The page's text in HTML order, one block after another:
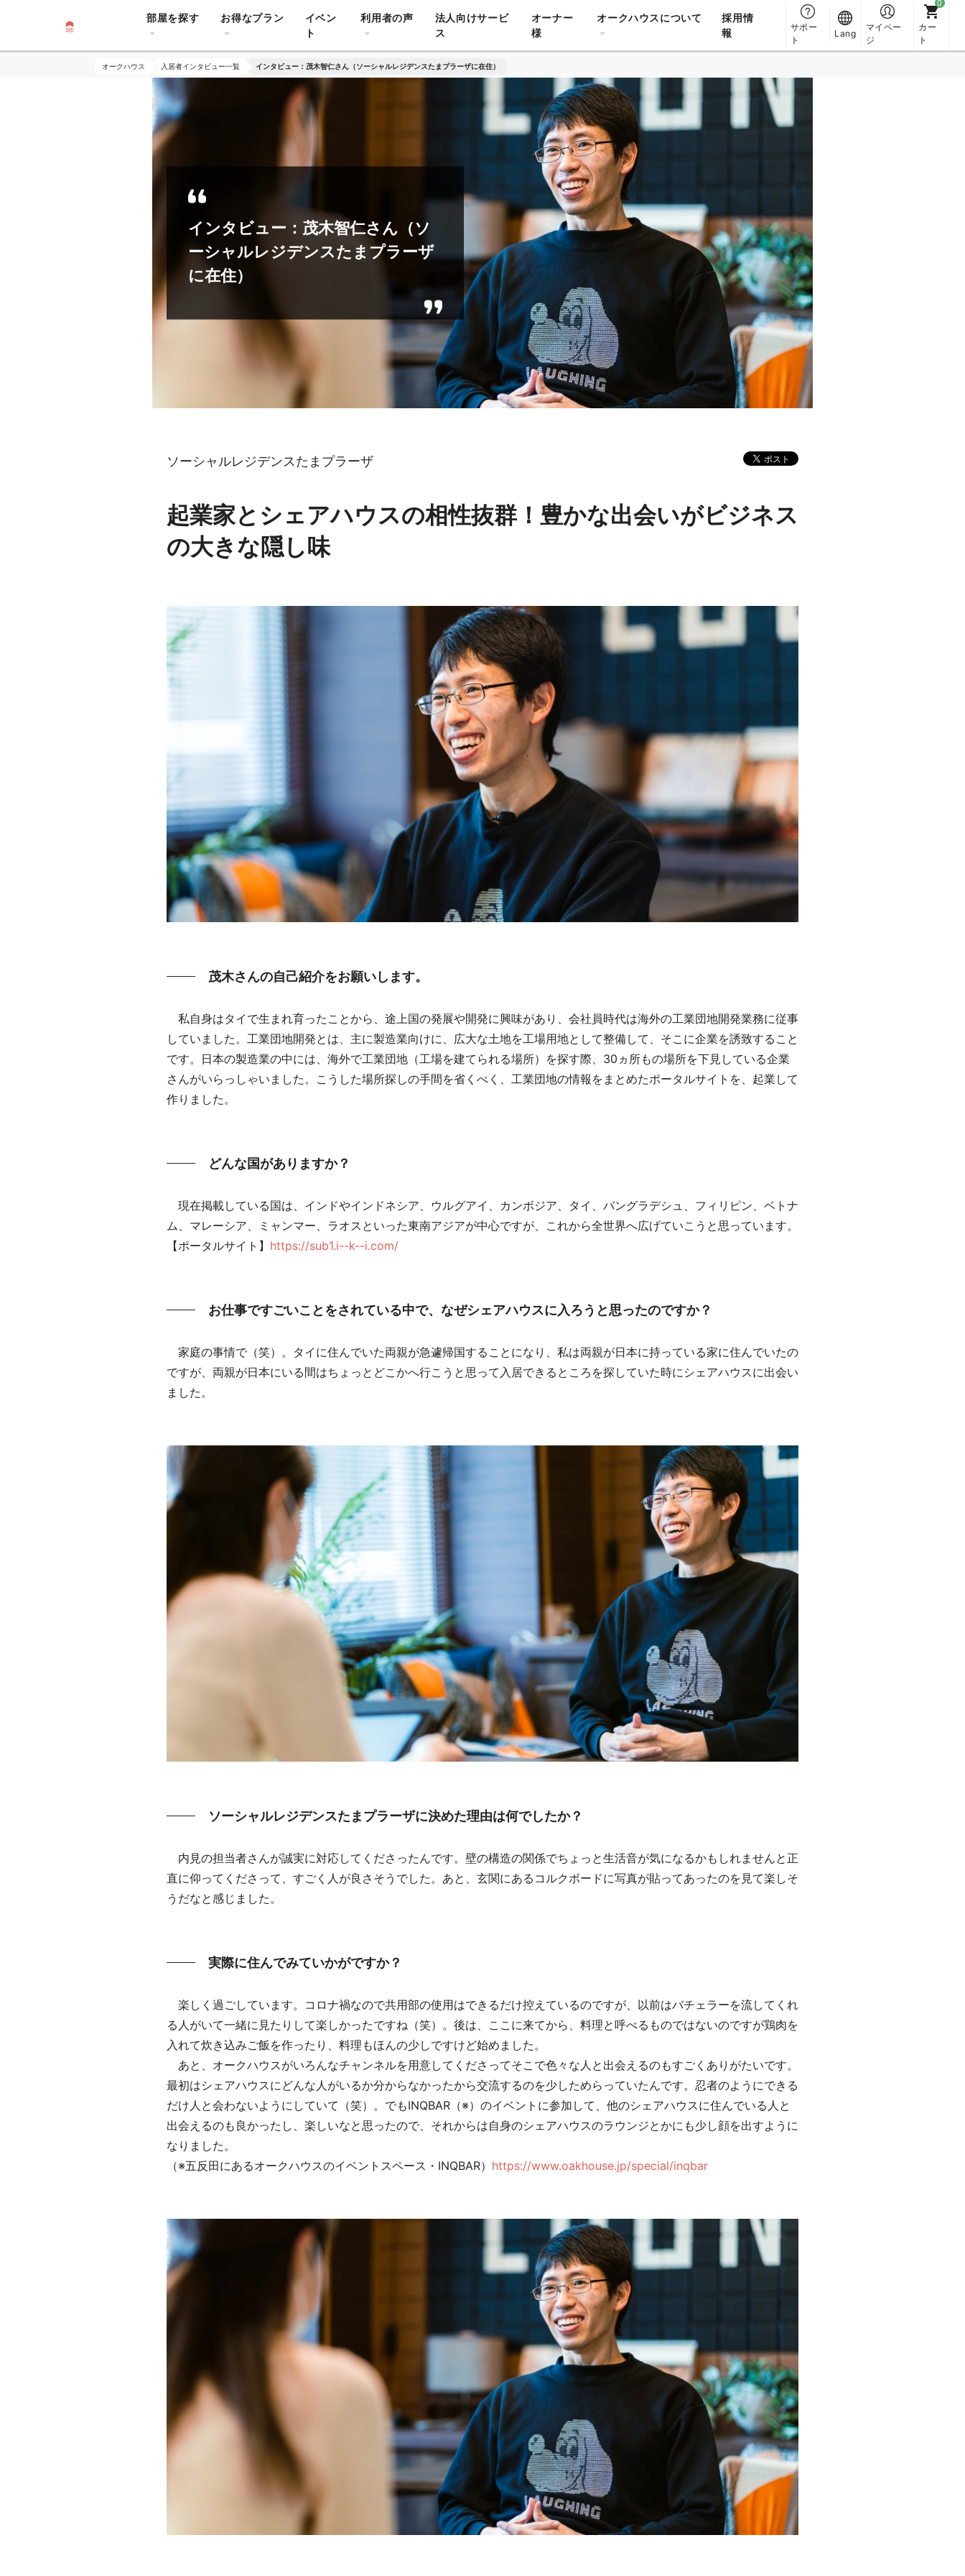
部屋を探す お得なプラン
イベン
ト
利用者の声
法人向けサービ
ス
オーナー
様
オークハウスについて
採用情
報
サポー
ト
Lang
マイペー
ジ
カー
ト
オークハウス 入居者インタビュー一覧 インタビュー：茂木智仁さん（ソーシャルレジデンスたまプラーザに在住）
ソーシャルレジデンスたまプラーザ
インタビュー：茂木智仁さん（ソ
ーシャルレジデンスたまプラーザ
に在住）
起業家とシェアハウスの相性抜群！豊かな出会いがビジネス
の大きな隠し味
茂木さんの自己紹介をお願いします。
私自身はタイで生まれ育ったことから、途上国の発展や開発に興味があり、会社員時代は海外の工業団地開発業務に従事
していました。工業団地開発とは、主に製造業向けに、広大な土地を工場用地として整備して、そこに企業を誘致すること
です。日本の製造業の中には、海外で工業団地（工場を建てられる場所）を探す際、30ヵ所もの場所を下見している企業
さんがいらっしゃいました。こうした場所探しの手間を省くべく、工業団地の情報をまとめたポータルサイトを、起業して
作りました。
どんな国がありますか？
現在掲載している国は、インドやインドネシア、ウルグアイ、カンボジア、タイ、バングラデシュ、フィリピン、ベトナ
ム、マレーシア、ミャンマー、ラオスといった東南アジアが中心ですが、これから全世界へ広げていこうと思っています。
【ポータルサイト】 https://sub1.i--k--i.com/
お仕事ですごいことをされている中で、なぜシェアハウスに入ろうと思ったのですか？
家庭の事情で（笑）。タイに住んでいた両親が急遽帰国することになり、私は両親が日本に持っている家に住んでいたの
ですが、両親が日本にいる間はちょっとどこかへ行こうと思って入居できるところを探していた時にシェアハウスに出会い
ました。
ソーシャルレジデンスたまプラーザに決めた理由は何でしたか？
内見の担当者さんが誠実に対応してくださったんです。壁の構造の関係でちょっと生活音が気になるかもしれませんと正
直に仰ってくださって、すごく人が良さそうでした。あと、玄関にあるコルクボードに写真が貼ってあったのを見て楽しそ
うだなと感じました。
実際に住んでみていかがですか？
楽しく過ごしています。コロナ禍なので共用部の使用はできるだけ控えているのですが、以前はバチェラーを流してくれ
る人がいて一緒に見たりして楽しかったですね（笑）。後は、ここに来てから、料理と呼べるものではないのですが鶏肉を
入れて炊き込みご飯を作ったり、料理もほんの少しですけど始めました。
あと、オークハウスがいろんなチャンネルを用意してくださってそこで色々な人と出会えるのもすごくありがたいです。
最初はシェアハウスにどんな人がいるか分からなかったから交流するのを少しためらっていたんです。忍者のようにできる
だけ人と会わないようにしていて（笑）。でもINQBAR（※）のイベントに参加して、他のシェアハウスに住んでいる人と
出会えるのも良かったし、楽しいなと思ったので、それからは自身のシェアハウスのラウンジとかにも少し顔を出すように
なりました。
（※五反田にあるオークハウスのイベントスペース・INQBAR） https://www.oakhouse.jp/special/inqbar